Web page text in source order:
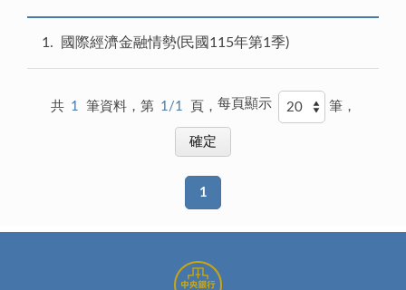
1 國際經濟金融情勢(民國115年第1季)
共 1 筆資料，第 1/1 頁， 每頁顯示 筆，
1